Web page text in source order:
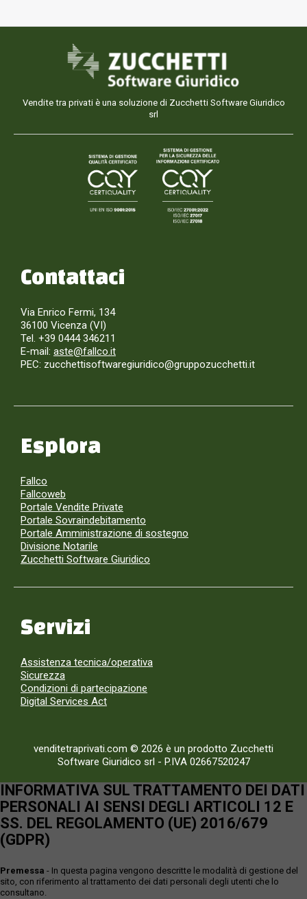
Vendite tra privati è una soluzione di Zucchetti Software Giuridico
srl
Contattaci
Via Enrico Fermi, 134
36100 Vicenza (VI)
Tel. +39 0444 346211
E-mail: aste@fallco.it
PEC: zucchettisoftwaregiuridico@gruppozucchetti.it
Esplora
Fallco
Fallcoweb
Portale Vendite Private
Portale Sovraindebitamento
Portale Amministrazione di sostegno
Divisione Notarile
Zucchetti Software Giuridico
Servizi
Assistenza tecnica/operativa
Sicurezza
Condizioni di partecipazione
Digital Services Act
venditetraprivati.com © 2026 è un prodotto Zucchetti
Software Giuridico srl - P.IVA 02667520247
INFORMATIVA SUL TRATTAMENTO DEI DATI
PERSONALI AI SENSI DEGLI ARTICOLI 12 E
SS. DEL REGOLAMENTO (UE) 2016/679
(GDPR)
Premessa - In questa pagina vengono descritte le modalità di gestione del
sito, con riferimento al trattamento dei dati personali degli utenti che lo
consultano.